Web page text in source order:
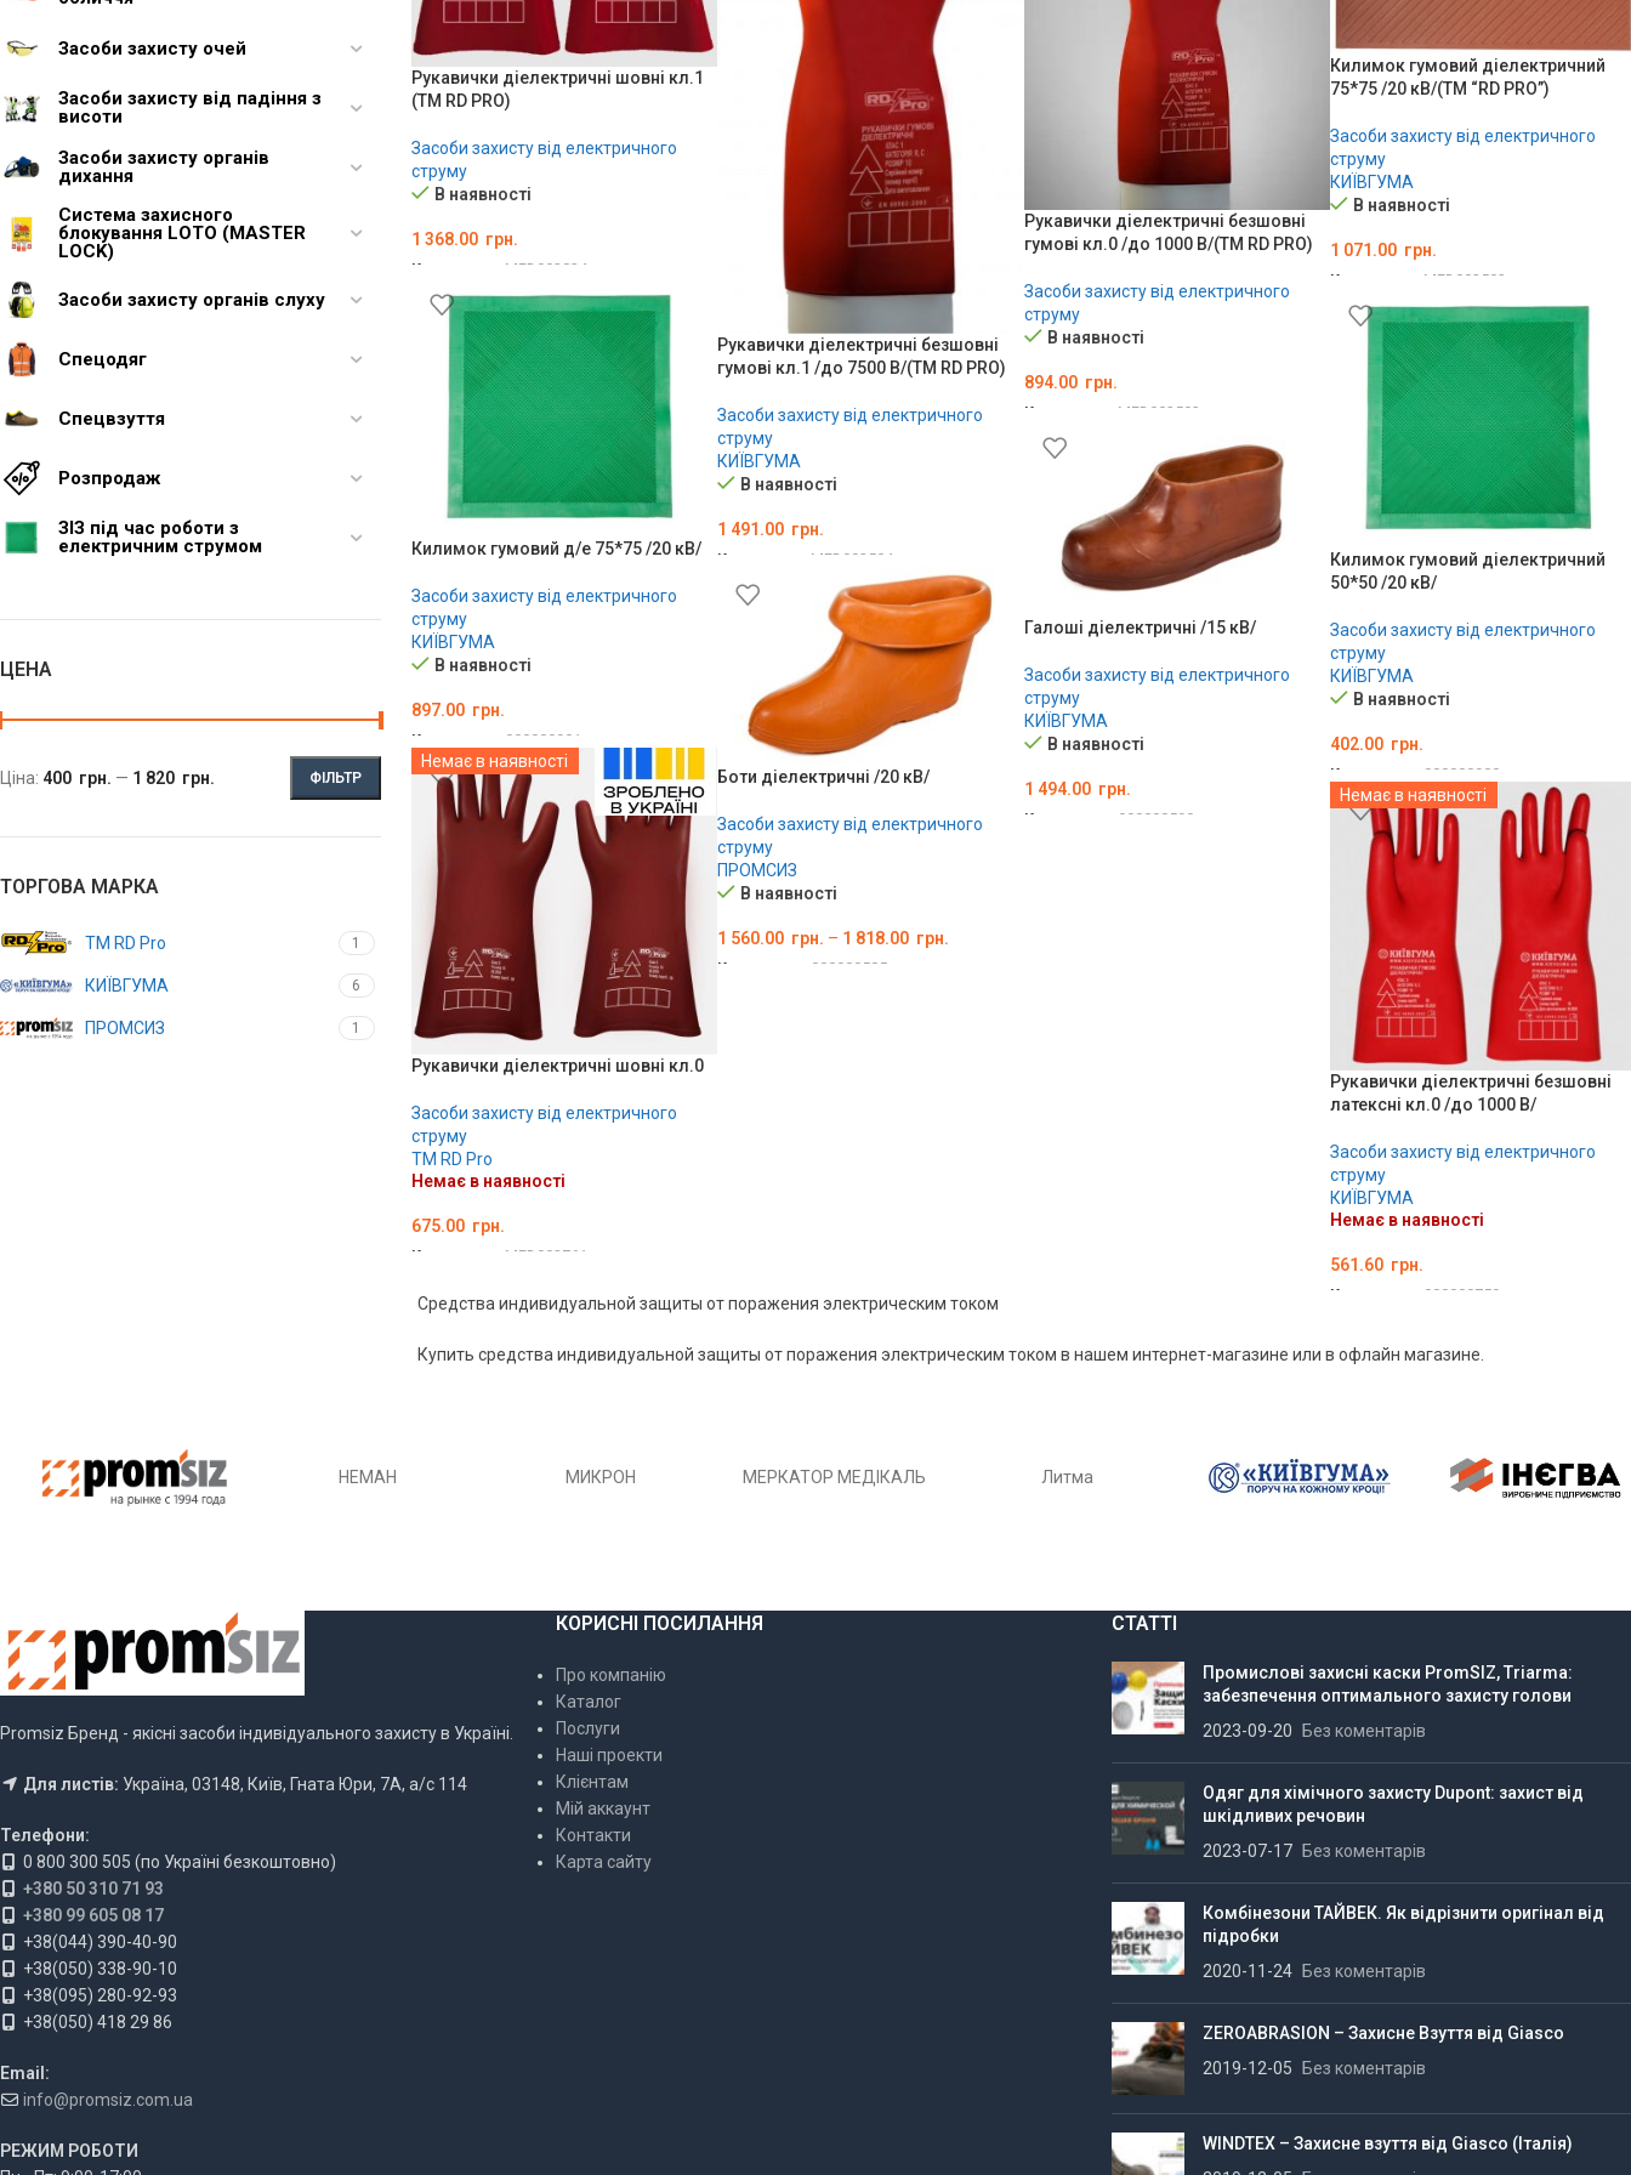
Засоби захисту очей
Засоби захисту від падіння з
висоти
Засоби захисту органів
дихання
Система захисного
блокування LOTO (MASTER
LOCK)
Засоби захисту органів слуху
Спецодяг
Спецвзуття
Розпродаж
ЗІЗ під час роботи з
електричним струмом
ЦЕНА
ФІЛЬТР
Ціна: 400 грн. — 1 820 грн.
ТОРГОВА МАРКА
TM RD Pro 1
КИЇВГУМА 6
ПРОМСИЗ 1
Рукавички діелектричні шовні кл.1
(ТМ RD PRO)
Засоби захисту від електричного
струму
В наявності
1 368.00 грн.
Код товару: MED002824
ДОДАТИ В КОШИК
Рукавички діелектричні безшовні
гумові кл.1 /до 7500 В/(ТМ RD PRO)
Засоби захисту від електричного
струму
КИЇВГУМА
В наявності
1 491.00 грн.
Код товару: MED002504
ОБЕРІТЬ ОПЦІЇ
Рукавички діелектричні безшовні
гумові кл.0 /до 1000 В/(ТМ RD PRO)
Засоби захисту від електричного
струму
В наявності
894.00 грн.
Код товару: MED002503
ОБЕРІТЬ ОПЦІЇ
Килимок гумовий діелектричний
75*75 /20 кВ/(TM “RD PRO”)
Засоби захисту від електричного
струму
КИЇВГУМА
В наявності
1 071.00 грн.
Код товару: MED002502
ДОДАТИ В КОШИК
Килимок гумовий д/е 75*75 /20 кВ/
Засоби захисту від електричного
струму
КИЇВГУМА
В наявності
897.00 грн.
Код товару: 000000901
ДОДАТИ В КОШИК
Килимок гумовий діелектричний
50*50 /20 кВ/
Засоби захисту від електричного
струму
КИЇВГУМА
В наявності
402.00 грн.
Код товару: 000000900
ДОДАТИ В КОШИК
Галоші діелектричні /15 кВ/
Засоби захисту від електричного
струму
КИЇВГУМА
В наявності
1 494.00 грн.
Код товару: 000000590
Боти діелектричні /20 кВ/
Засоби захисту від електричного
струму
ПРОМСИЗ
В наявності
1 560.00 грн. – 1 818.00 грн.
Код товару: 000000585
Немає в наявності
Рукавички діелектричні шовні кл.0
Засоби захисту від електричного
струму
TM RD Pro
Немає в наявності
675.00 грн.
Код товару: MED002761
Немає в наявності
Рукавички діелектричні безшовні
латексні кл.0 /до 1000 В/
Засоби захисту від електричного
струму
КИЇВГУМА
Немає в наявності
561.60 грн.
Код товару: 000000759
Средства индивидуальной защиты от поражения электрическим током
Купить средства индивидуальной защиты от поражения электрическим током в нашем интернет-магазине или в офлайн магазине.
НЕМАН МИКРОН МЕРКАТОР МЕДІКАЛЬ Литма
Promsiz Бренд - якісні засоби індивідуального захисту в Україні.
Для листів: Україна, 03148, Київ, Гната Юри, 7А, а/с 114
Телефони:
0 800 300 505 (по Україні безкоштовно)
+380 50 310 71 93
+380 99 605 08 17
+38(044) 390-40-90
+38(050) 338-90-10
+38(095) 280-92-93
+38(050) 418 29 86
Email:
info@promsiz.com.ua
РЕЖИМ РОБОТИ
КОРИСНІ ПОСИЛАННЯ
Про компанію
Каталог
Послуги
Наші проекти
Клієнтам
Мій аккаунт
Контакти
Карта сайту
СТАТТІ
Промислові захисні каски PromSIZ, Triarma:
забезпечення оптимального захисту голови
2023-09-20
Без коментарів
Одяг для хімічного захисту Dupont: захист від
шкідливих речовин
2023-07-17
Без коментарів
Комбінезони ТАЙВЕК. Як відрізнити оригінал від
підробки
2020-11-24
Без коментарів
ZEROABRASION – Захисне Взуття від Giasco
2019-12-05
Без коментарів
WINDTEX – Захисне взуття від Giasco (Італія)